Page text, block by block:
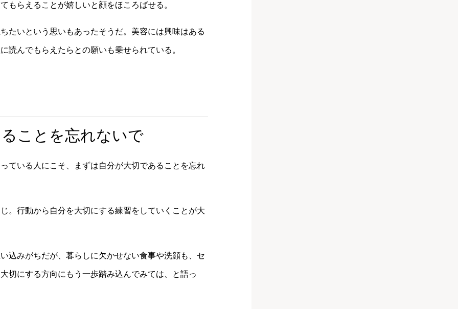
もらえることが嬉しいと顔をほころばせる。
たいという思いもあったそうだ。美容には興味はある
読んでもらえたらとの願いも乗せられている。
ことを忘れないで
ている人にこそ、まずは自分が大切であることを忘れ
。行動から自分を大切にする練習をしていくことが大
込みがちだが、暮らしに欠かせない食事や洗顔も、セ
切にする方向にもう一歩踏み込んでみては、と語っ